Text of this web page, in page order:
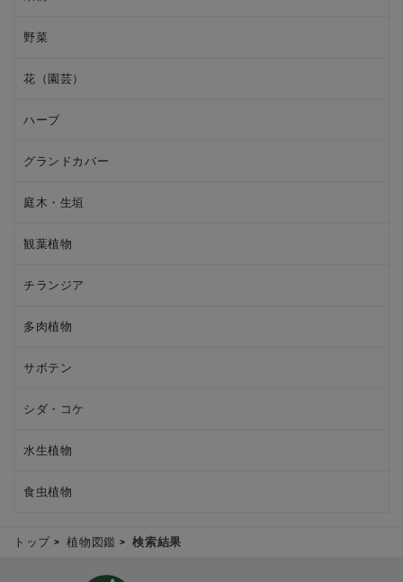
野菜
花（園芸）
ハーブ
グランドカバー
庭木・生垣
観葉植物
チランジア
多肉植物
サボテン
シダ・コケ
水生植物
食虫植物
トップ 植物図鑑 検索結果